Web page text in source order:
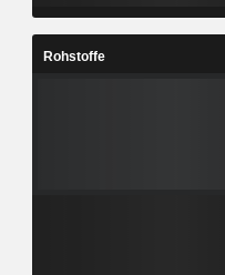
Rohstoffe